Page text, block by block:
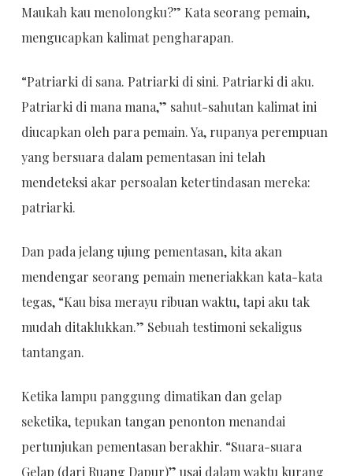
Maukah kau menolongku?” Kata seorang pemain,
mengucapkan kalimat pengharapan.
“Patriarki di sana. Patriarki di sini. Patriarki di aku.
Patriarki di mana mana,” sahut-sahutan kalimat ini
diucapkan oleh para pemain. Ya, rupanya perempuan
yang bersuara dalam pementasan ini telah
mendeteksi akar persoalan ketertindasan mereka:
patriarki.
Dan pada jelang ujung pementasan, kita akan
mendengar seorang pemain meneriakkan kata-kata
tegas, “Kau bisa merayu ribuan waktu, tapi aku tak
mudah ditaklukkan.” Sebuah testimoni sekaligus
tantangan.
Ketika lampu panggung dimatikan dan gelap
seketika, tepukan tangan penonton menandai
pertunjukan pementasan berakhir. “Suara-suara
Gelap (dari Ruang Dapur)” usai dalam waktu kurang